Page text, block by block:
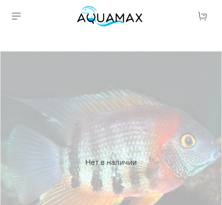
Нет в наличии